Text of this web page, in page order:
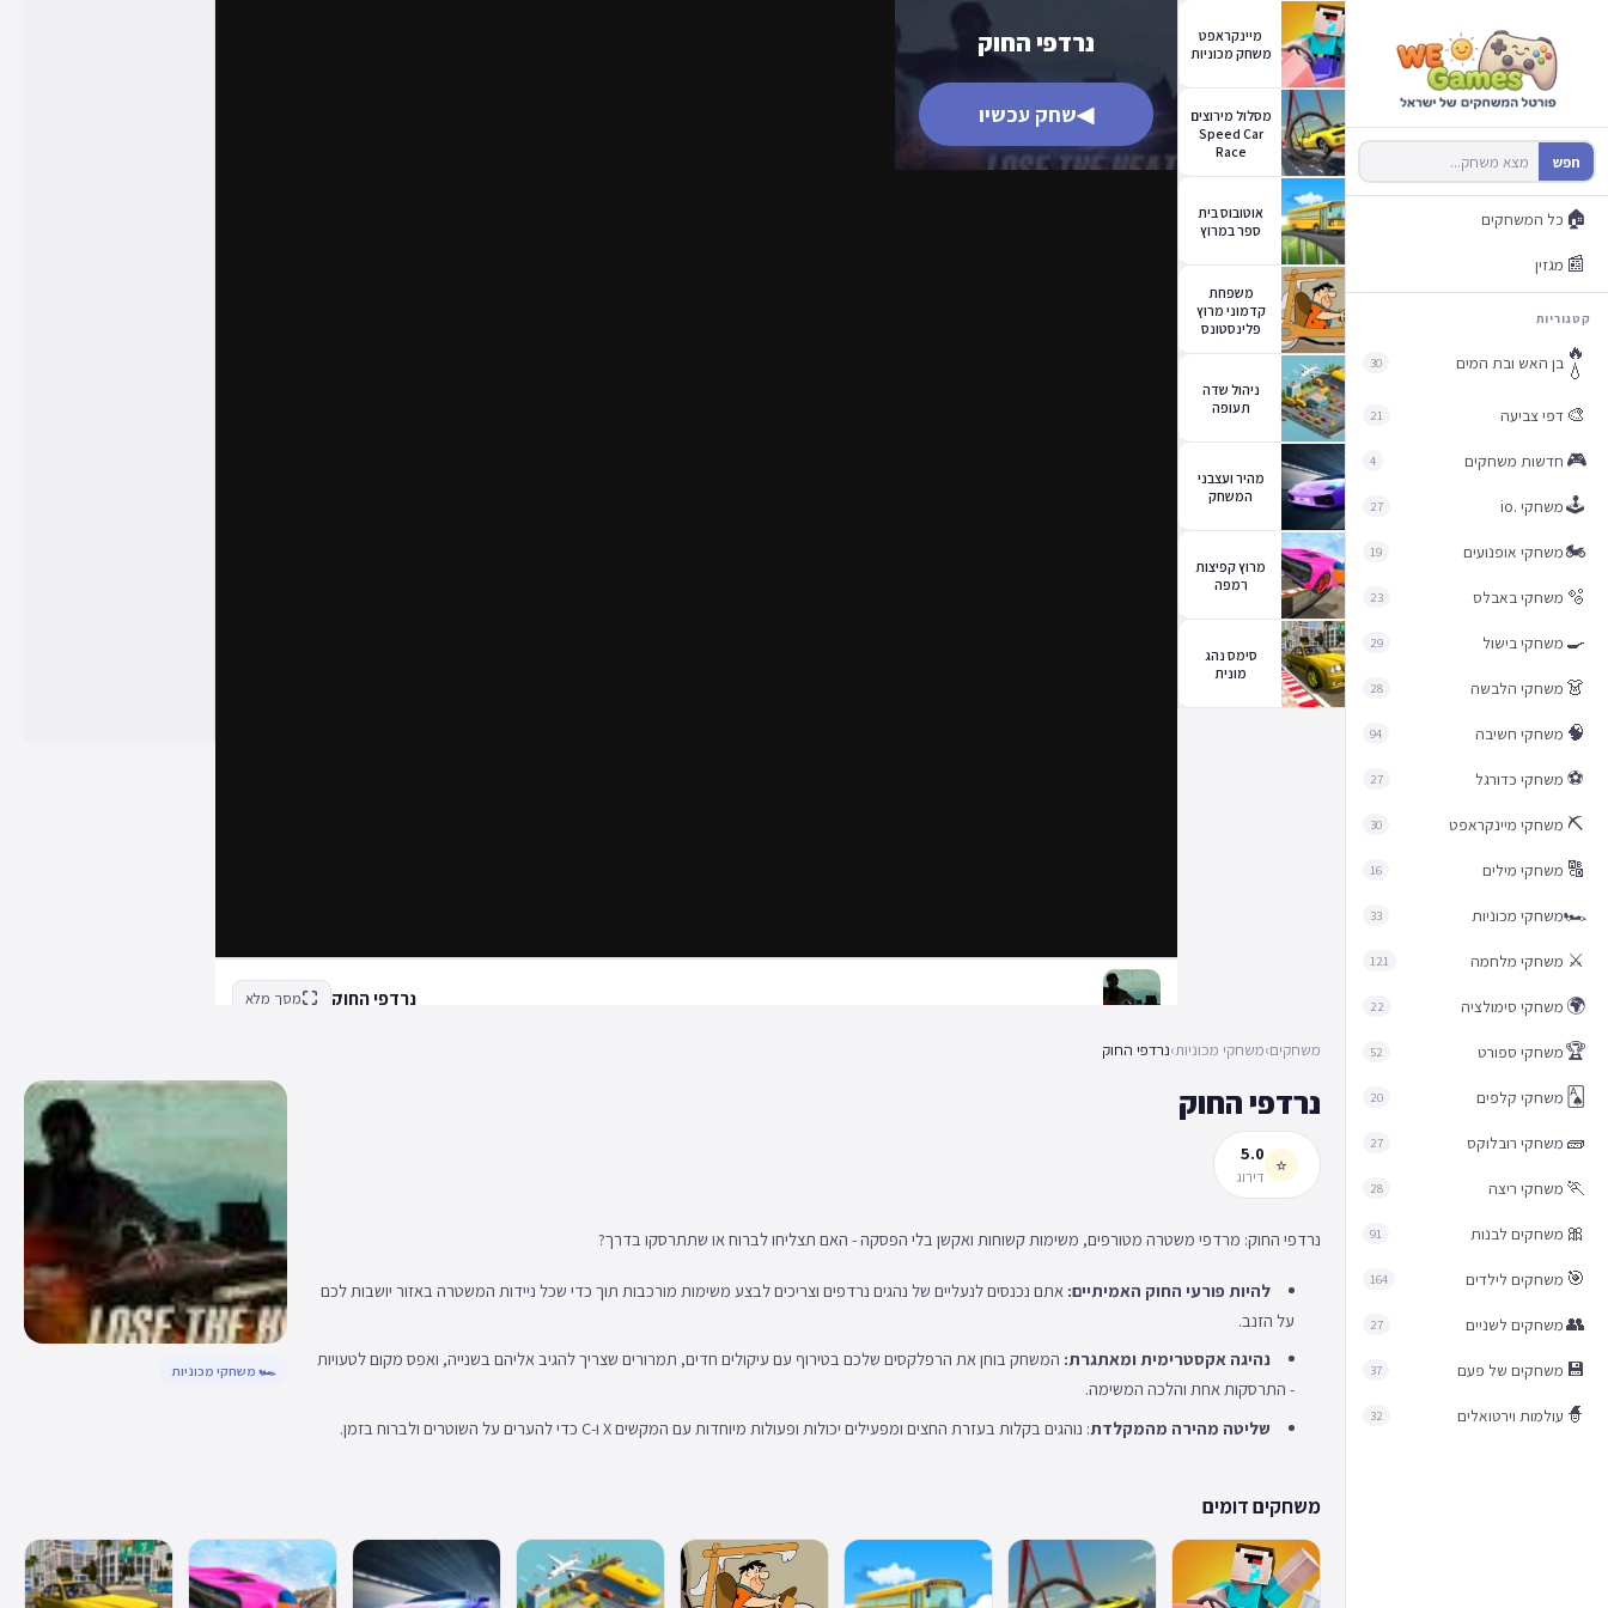
חפש
🏠 כל המשחקים
📰 מגזין
קטגוריות
🔥
💧 בן האש ובת המים 30
🎨 דפי צביעה 21
🎮 חדשות משחקים 4
🕹️משחקי .io 27
🏍️משחקי אופנועים 19
🫧 משחקי באבלס 23
🍳 משחקי בישול 29
👗 משחקי הלבשה 28
🧠 משחקי חשיבה 94
⚽ משחקי כדורגל 27
⛏️ משחקי מיינקראפט 30
🔠 משחקי מילים 16
🏎️משחקי מכוניות 33
⚔️ משחקי מלחמה 121
🌍 משחקי סימולציה 22
🏆משחקי ספורט 52
🂡 משחקי קלפים 20
🧱 משחקי רובלוקס 27
🏃 משחקי ריצה 28
🎀 משחקים לבנות 91
🎯 משחקים לילדים 164
👥משחקים לשניים 27
💾 משחקים של פעם 37
🧙 עולמות וירטואלים 32
מיינקראפט
משחק מכוניות
מסלול מירוצים
Speed Car
Race
אוטובוס בית
ספר במרוץ
משפחת
קדמוני מרוץ
פלינסטונס
ניהול שדה
תעופה
מהיר ועצבני
המשחק
מרוץ קפיצות
רמפה
סימס נהג
מונית
נרדפי החוק
◀שחק עכשיו
נרדפי החוק מסך מלא
משחקים›משחקי מכוניות›נרדפי החוק
נרדפי החוק
⭐
5.0
דירוג
נרדפי החוק: מרדפי משטרה מטורפים, משימות קשוחות ואקשן בלי הפסקה - האם תצליחו לברוח או שתתרסקו בדרך?
להיות פורעי החוק האמיתיים: אתם נכנסים לנעליים של נהגים נרדפים וצריכים לבצע משימות מורכבות תוך כדי שכל ניידות המשטרה באזור יושבות לכם
על הזנב.
נהיגה אקסטרימית ומאתגרת: המשחק בוחן את הרפלקסים שלכם בטירוף עם עיקולים חדים, תמרורים שצריך להגיב אליהם בשנייה, ואפס מקום לטעויות
- התרסקות אחת והלכה המשימה.
שליטה מהירה מהמקלדת: נוהגים בקלות בעזרת החצים ומפעילים יכולות ופעולות מיוחדות עם המקשים X ו-C כדי להערים על השוטרים ולברוח בזמן.
🏎️ משחקי מכוניות
משחקים דומים